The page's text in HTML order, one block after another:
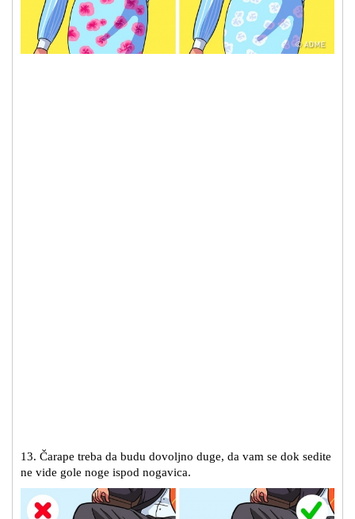
13. Čarape treba da budu dovoljno duge, da vam se dok sedite
ne vide gole noge ispod nogavica.